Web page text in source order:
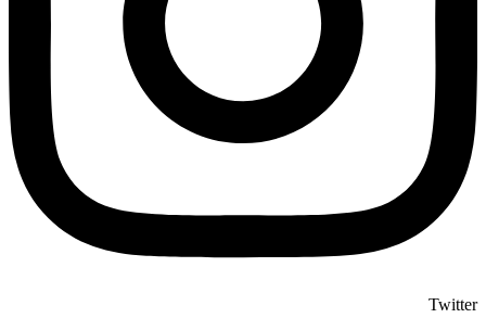
Twitter